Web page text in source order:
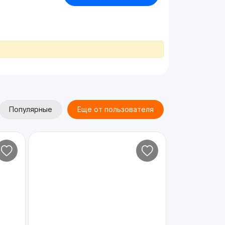
Популярные Еще от пользователя